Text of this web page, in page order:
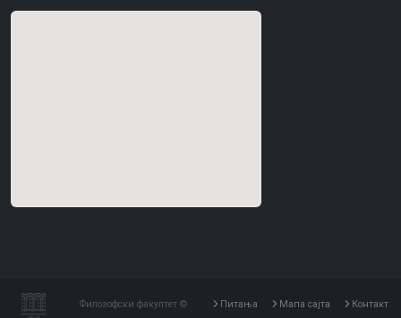
Филозофски факултет © Питања Мапа сајта Контакт